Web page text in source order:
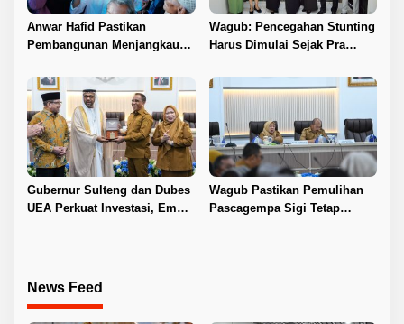
Anwar Hafid Pastikan
Pembangunan Menjangkau
Wagub: Pencegahan Stunting
Harus Dimulai Sejak Pra
Gubernur Sulteng dan Dubes
UEA Perkuat Investasi, Empat
Wagub Pastikan Pemulihan
Pascagempa Sigi Tetap
News Feed